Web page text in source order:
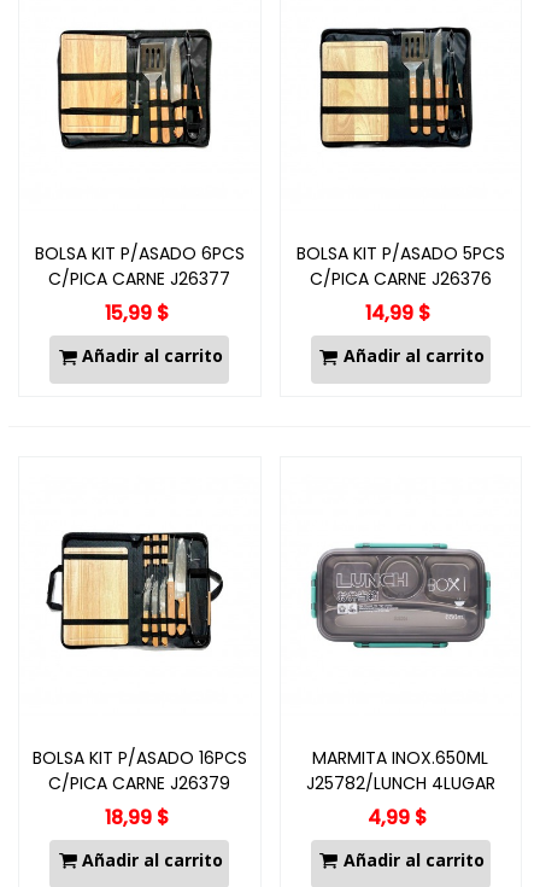
BOLSA KIT P/ASADO 6PCS
C/PICA CARNE J26377
15,99 $
Añadir al carrito
BOLSA KIT P/ASADO 5PCS
C/PICA CARNE J26376
14,99 $
Añadir al carrito
BOLSA KIT P/ASADO 16PCS
C/PICA CARNE J26379
18,99 $
Añadir al carrito
MARMITA INOX.650ML
J25782/LUNCH 4LUGAR
4,99 $
Añadir al carrito